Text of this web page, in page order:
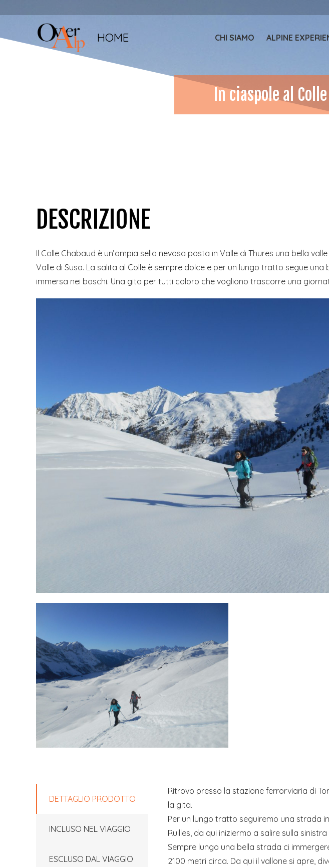
HOME CHI SIAMO ALPINE
In ciaspole al
DESCRIZIONE
Il Colle Chabaud è un’ampia sella nevosa posta in Valle di Thures una bella
Valle di Susa. La salita al Colle è sempre dolce e per un lungo tratto segue
immersa nei boschi. Una gita per tutti coloro che vogliono trascorre una
DETTAGLIO PRODOTTO
INCLUSO NEL VIAGGIO
ESCLUSO DAL VIAGGIO
Ritrovo presso la stazione ferrorviaria di
la gita.
Per un lungo tratto seguiremo una strada
Ruilles, da qui iniziermo a salire sulla
Sempre lungo una bella strada ci
2100 metri circa. Da qui il vallone si apre,